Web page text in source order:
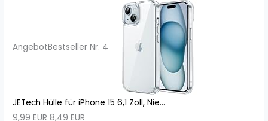
AngebotBestseller Nr. 4
JETech Hülle für iPhone 15 6,1 Zoll, Nie...
9,99 EUR 8,49 EUR